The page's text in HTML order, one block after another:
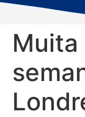
Muita